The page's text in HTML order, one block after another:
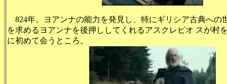
824年。ヨアンナの能力を発見し、特にギリシア古典への
を求めるヨアンナを後押ししてくれるアスクレピオ スが村
に初めて会うところ。